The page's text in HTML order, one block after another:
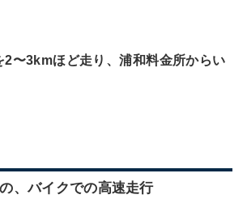
2〜3kmほど走り、浦和料金所からい
、バイクでの高速走行